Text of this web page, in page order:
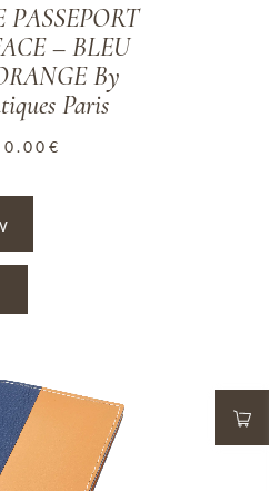
PASSEPORT
– BLEU
By
Paris
€